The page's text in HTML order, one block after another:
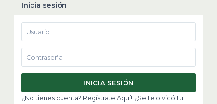
Inicia sesión
INICIA SESIÓN
¿No tienes cuenta? Regístrate Aquí! ¿Se te olvidó tu